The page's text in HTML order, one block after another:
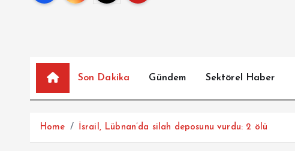
Son Dakika Gündem Sektörel Haber
Home İsrail, Lübnan’da silah deposunu vurdu: 2 ölü